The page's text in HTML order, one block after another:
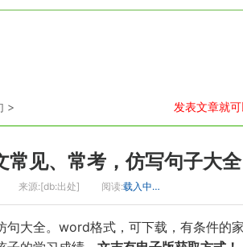
> 发表文章就可
常见、常考，仿写句子大全
来源:[db:出处] 阅读:载入中…
句大全。word格式，可下载，有条件的